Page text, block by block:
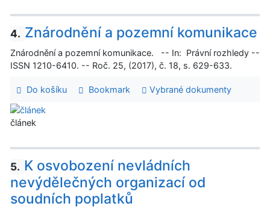
4. Znárodnění a pozemní komunikace
Znárodnění a pozemní komunikace. -- In: Právní rozhledy --
ISSN 1210-6410. -- Roč. 25, (2017), č. 18, s. 629-633.
Do košíku Bookmark Vybrané dokumenty
článek
5. K osvobození nevládních
nevýdělečných organizací od
soudních poplatků